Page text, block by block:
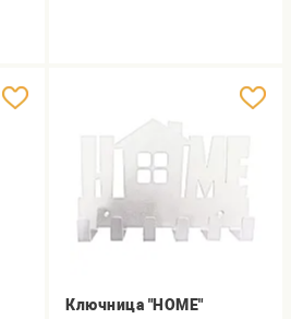
Ключница "HOME"